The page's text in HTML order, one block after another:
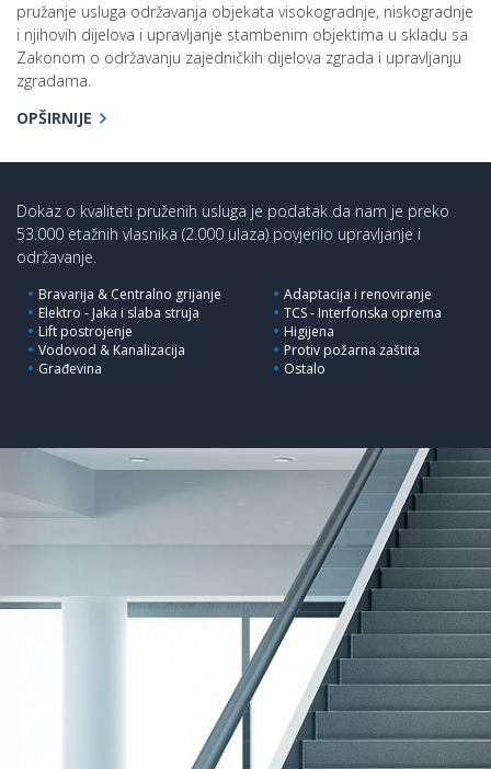
pružanje usluga održavanja objekata visokogradnje, niskogradnje
i njihovih dijelova i upravljanje stambenim objektima u skladu sa
Zakonom o održavanju zajedničkih dijelova zgrada i upravljanju
zgradama.
OPŠIRNIJE
Dokaz o kvaliteti pruženih usluga je podatak da nam je preko
53.000 etažnih vlasnika (2.000 ulaza) povjerilo upravljanje i
održavanje.
Bravarija & Centralno grijanje
Elektro - Jaka i slaba struja
Lift postrojenje
Vodovod & Kanalizacija
Građevina
Adaptacija i renoviranje
TCS - Interfonska oprema
Higijena
Protiv požarna zaštita
Ostalo